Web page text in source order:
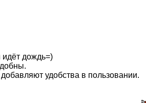
идёт дождь=)
удобства в пользовании.